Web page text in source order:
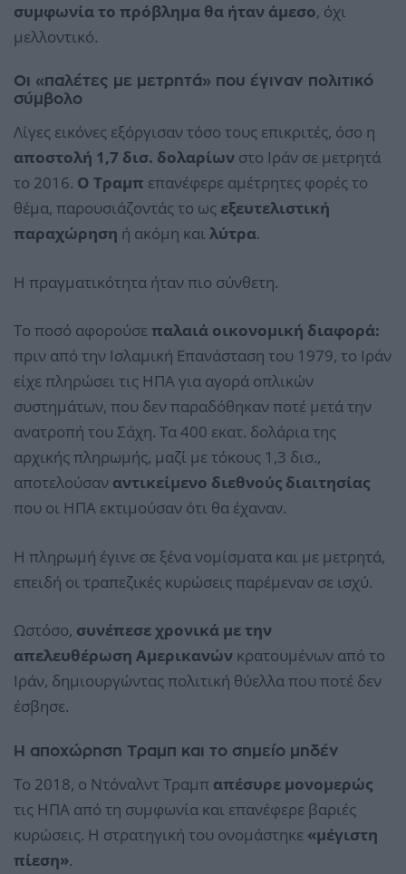
συμφωνία το πρόβλημα θα ήταν άμεσο, όχι
μελλοντικό.
Οι «παλέτες με μετρητά» που έγιναν πολιτικό
σύμβολο
Λίγες εικόνες εξόργισαν τόσο τους επικριτές, όσο η
αποστολή 1,7 δισ. δολαρίων στο Ιράν σε μετρητά
το 2016. Ο Τραμπ επανέφερε αμέτρητες φορές το
θέμα, παρουσιάζοντάς το ως εξευτελιστική
παραχώρηση ή ακόμη και λύτρα.
Η πραγματικότητα ήταν πιο σύνθετη.
Το ποσό αφορούσε παλαιά οικονομική διαφορά:
πριν από την Ισλαμική Επανάσταση του 1979, το Ιράν
είχε πληρώσει τις ΗΠΑ για αγορά οπλικών
συστημάτων, που δεν παραδόθηκαν ποτέ μετά την
ανατροπή του Σάχη. Τα 400 εκατ. δολάρια της
αρχικής πληρωμής, μαζί με τόκους 1,3 δισ.,
αποτελούσαν αντικείμενο διεθνούς διαιτησίας
που οι ΗΠΑ εκτιμούσαν ότι θα έχαναν.
Η πληρωμή έγινε σε ξένα νομίσματα και με μετρητά,
επειδή οι τραπεζικές κυρώσεις παρέμεναν σε ισχύ.
Ωστόσο, συνέπεσε χρονικά με την
απελευθέρωση Αμερικανών κρατουμένων από το
Ιράν, δημιουργώντας πολιτική θύελλα που ποτέ δεν
έσβησε.
Η αποχώρηση Τραμπ και το σημείο μηδέν
Το 2018, ο Ντόναλντ Τραμπ απέσυρε μονομερώς
τις ΗΠΑ από τη συμφωνία και επανέφερε βαριές
κυρώσεις. Η στρατηγική του ονομάστηκε «μέγιστη
πίεση».